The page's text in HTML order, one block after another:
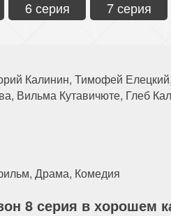
6 серия 7 серия
Калинин, Тимофей
Вильма Кутавичюте, Глеб
, Драма, Комедия
8 серия в хорошем